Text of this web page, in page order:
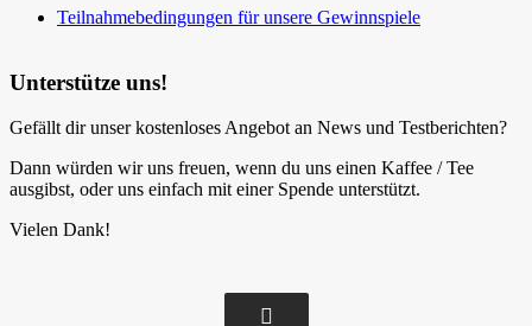
Teilnahmebedingungen für unsere Gewinnspiele
Unterstütze uns!
Gefällt dir unser kostenloses Angebot an News und Testberichten?
Dann würden wir uns freuen, wenn du uns einen Kaffee / Tee
ausgibst, oder uns einfach mit einer Spende unterstützt.
Vielen Dank!